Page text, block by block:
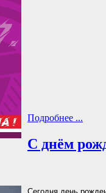
Подробнее ...
С днём